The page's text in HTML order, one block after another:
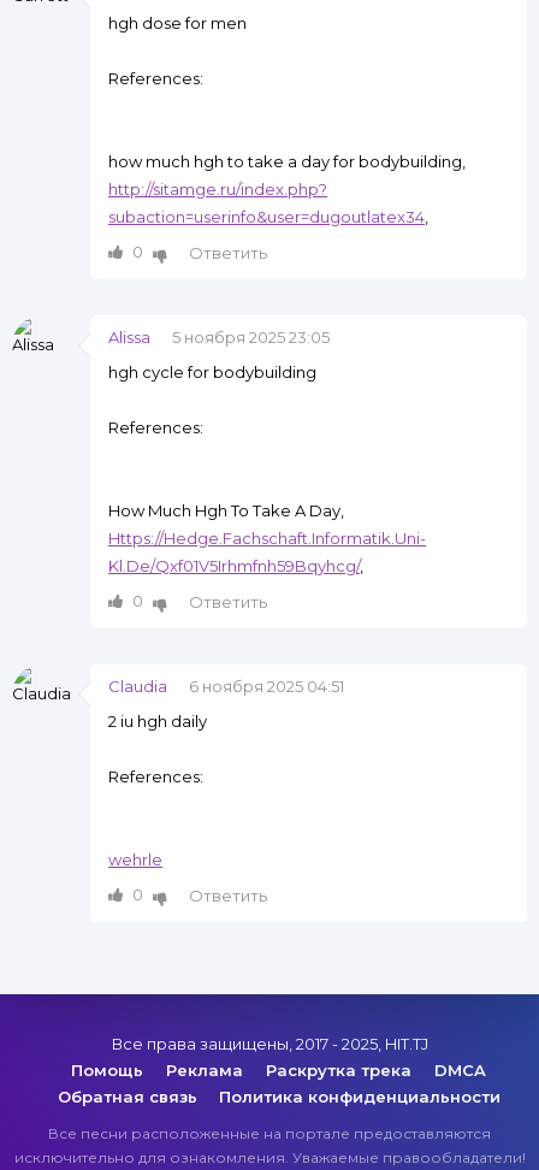
hgh dose for men
References:
how much hgh to take a day for bodybuilding,
http://sitamge.ru/index.php?
subaction=userinfo&user=dugoutlatex34
0
Ответить
Alissa
5 ноября 2025 23:05
hgh cycle for bodybuilding
References:
How Much Hgh To Take A Day,
Https://Hedge.Fachschaft.Informatik.Uni-
Kl.De/Qxf01V5Irhmfnh59Bqyhcg/,
0
Ответить
Claudia
6 ноября 2025 04:51
2 iu hgh daily
References:
wehrle
0
Ответить
Все права защищены, 2017 - 2025, HIT.TJ
Помощь
Реклама Раскрутка трека
DMCA
Обратная связь
Политика конфиденциальности
Все песни расположенные на портале предоставляются
исключительно для ознакомления. Уважаемые правообладатели!